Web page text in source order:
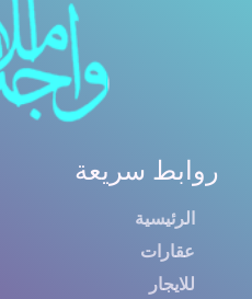
روابط سريعة
الرئيسية
عقارات
للايجار